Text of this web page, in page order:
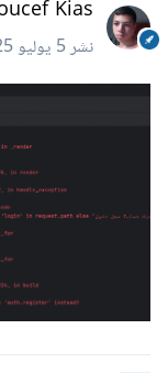
Kias
نشر5 يوليو 2025